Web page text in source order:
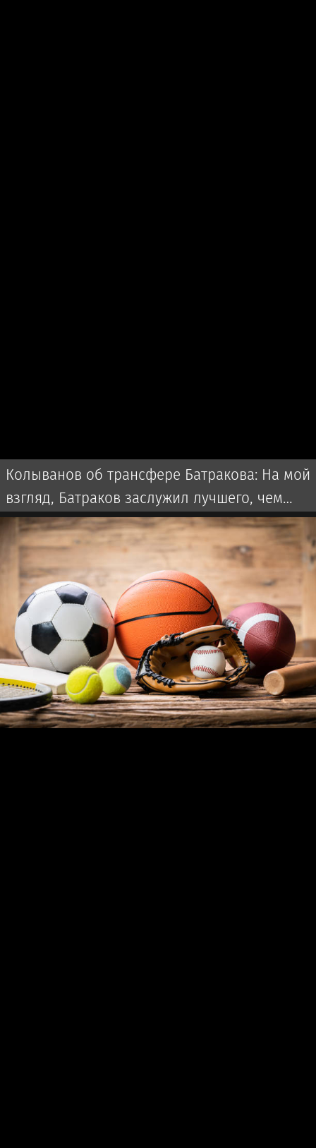
Колыванов об трансфере Батракова: На мой
взгляд, Батраков заслужил лучшего, чем
чемпионат Турции